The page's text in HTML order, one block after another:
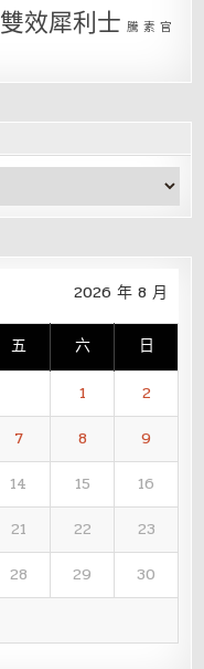
雙效犀利士 騰 素 官
2026 年 8 月
五 六 日
1
2
7 8
9
14 15
16
21 22
23
28 29
30